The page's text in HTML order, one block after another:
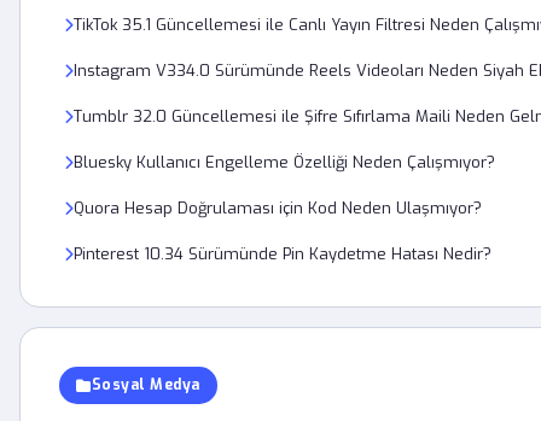
Sosyal Medya
TikTok 35.1 Güncellemesi ile Canlı Yayın Filtresi Neden
Instagram V334.0 Sürümünde Reels Videoları Neden Siyah
Tumblr 32.0 Güncellemesi ile Şifre Sıfırlama Maili Neden
Bluesky Kullanıcı Engelleme Özelliği Neden Çalışmıyor?
Quora Hesap Doğrulaması için Kod Neden Ulaşmıyor?
Pinterest 10.34 Sürümünde Pin Kaydetme Hatası Nedir?